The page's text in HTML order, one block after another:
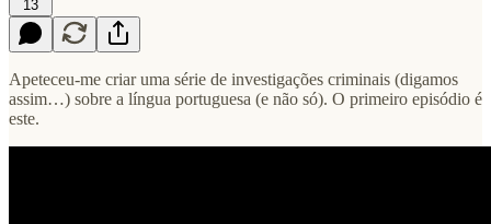
13
Apeteceu-me criar uma série de investigações criminais (digamos
assim…) sobre a língua portuguesa (e não só). O primeiro episódio é
este.